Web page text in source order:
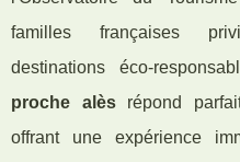
familles françaises
destinations éco-
proche alèsrépond
offrant une expérience